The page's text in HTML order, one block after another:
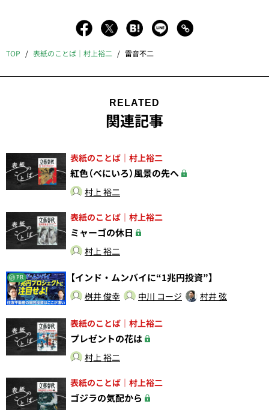
TOP 表紙のことば｜村上裕二 雷音不二
RELATED
関連記事
表紙のことば｜村上裕二
紅色（べにいろ）風景の先へ
村上 裕二
表紙のことば｜村上裕二
ミャーゴの休日
村上 裕二
PR 【インド・ムンバイに“1兆円投資”】
桝井 俊幸 中川 コージ 村井 弦
表紙のことば｜村上裕二
プレゼントの花は
村上 裕二
表紙のことば｜村上裕二
ゴジラの気配から